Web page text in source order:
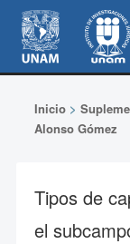
Inicio>
Alonso Gómez
Tipos de
el